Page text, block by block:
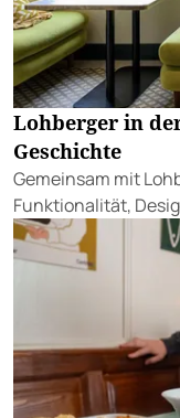
Lohberger in
Geschichte
Gemeinsam mit
Funktionalität,
vereint.